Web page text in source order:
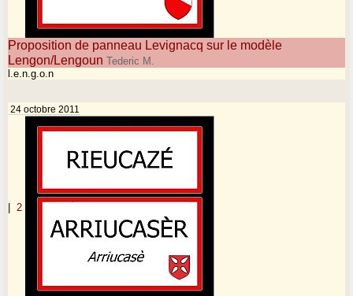
Proposition de panneau Levignacq sur le modèle
Lengon/Lengoun Tederic M.
l.e.n.g.o.n
24 octobre 2011
| 2